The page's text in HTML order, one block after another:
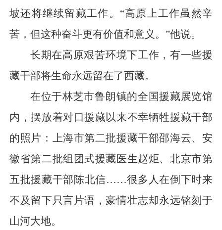
坡还将继续留藏工作。“高原上工作虽然辛
苦，但这种奋斗更有价值和意义。”他说。
长期在高原艰苦环境下工作，有一些援
藏干部将生命永远留在了西藏。
在位于林芝市鲁朗镇的全国援藏展览馆
内，摆放着对口援藏以来不幸牺牲援藏干部
的照片：上海市第二批援藏干部邵海云、安
徽省第二批组团式援藏医生赵炬、北京市第
五批援藏干部陈北信……很多人在倒下时来
不及留下只言片语，豪情壮志却永远铭刻于
山河大地。